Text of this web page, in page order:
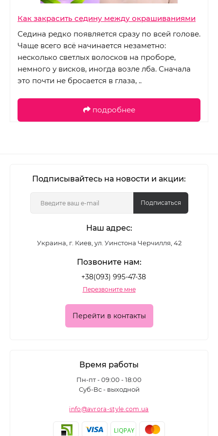
Как закрасить седину между окрашиваниями
Седина редко появляется сразу по всей голове.
Чаще всего всё начинается незаметно:
несколько светлых волосков на проборе,
немного у висков, иногда возле лба. Сначала
это почти не бросается в глаза, ..
подробнее
Подписывайтесь на новости и акции:
Подписаться
Наш адрес:
Украина, г. Киев, ул. Уинстона Черчилля, 42
Позвоните нам:
+38(093) 995-47-38
Перезвоните мне
Перейти в контакты
Время работы
Пн-пт - 09:00 - 18:00
Суб-Вс - выходной
info@avrora-style.com.ua